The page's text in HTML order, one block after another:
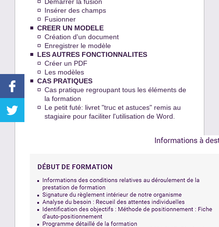
Insérer des champs
Fusionner
CREER UN MODELE
Création d'un document
Enregistrer le modèle
LES AUTRES FONCTIONNALITES
Créer un PDF
Les modèles
CAS PRATIQUES
Cas pratique regroupant tous les éléments de
la formation
Le petit futé: livret "truc et astuces" remis au
stagiaire pour faciliter l'utilisation de Word.